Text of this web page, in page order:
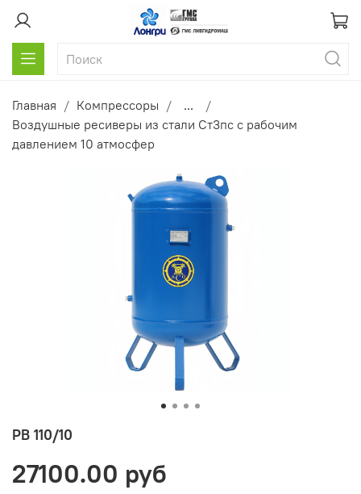
Главная Компрессоры
...
Воздушные ресиверы из стали Ст3пс с рабочим
давлением 10 атмосфер
РВ 110/10
27100.00 руб